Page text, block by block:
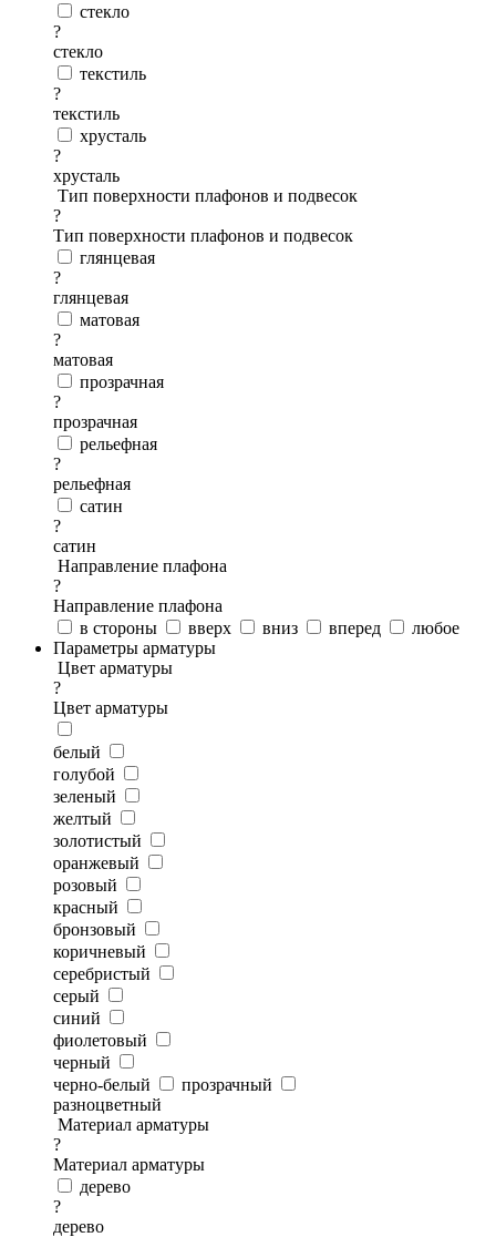
стекло
?
стекло
текстиль
?
текстиль
хрусталь
?
хрусталь
Тип поверхности плафонов и подвесок
?
Тип поверхности плафонов и подвесок
глянцевая
?
глянцевая
матовая
?
матовая
прозрачная
?
прозрачная
рельефная
?
рельефная
сатин
?
сатин
Направление плафона
?
Направление плафона
в стороны
вверх вниз вперед
любое
Параметры арматуры
Цвет арматуры
?
Цвет арматуры
белый
голубой
зеленый
желтый
золотистый
оранжевый
розовый
красный
бронзовый
коричневый
серебристый
серый
синий
фиолетовый
черный
черно-белый
прозрачный
разноцветный
Материал арматуры
?
Материал арматуры
дерево
?
дерево